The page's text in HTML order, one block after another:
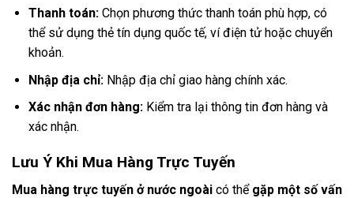
Thanh toán:Chọn phương thức thanh toán phù hợp, có
thể sử dụng thẻ tín dụng quốc tế, ví điện tử hoặc chuyển
khoản.
Nhập địa chỉ:Nhập địa chỉ giao hàng chính xác.
Xác nhận đơn hàng:Kiểm tra lại thông tin đơn hàng và
xác nhận.
Lưu Ý Khi Mua Hàng Trực Tuyến
Mua hàng trực tuyến ở nước ngoài có thể gặp một số vấn